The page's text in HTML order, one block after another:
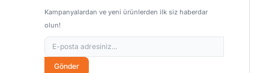
Kampanyalardan ve yeni ürünlerden ilk siz haberdar
olun!
Gönder